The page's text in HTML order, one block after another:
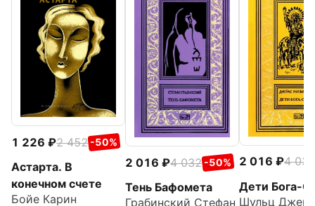
1 226 2 452 -50%
Астарта. В
конечном счете
Бойе Карин
2 016 4 032 -50%
Тень Бафомета
Грабинский Стефан
2 016
4 032
Дети Бога-